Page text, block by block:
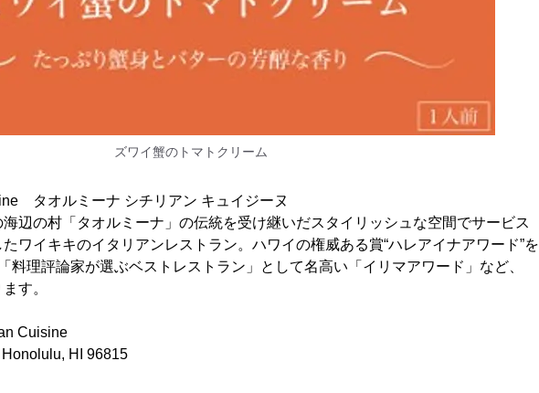
ズワイ蟹のトマトクリーム
タオルミーナ シチリアン キュイジーヌ
辺の村「タオルミーナ」の伝統を受け継いだスタイリッシュな空間でサービス
ワイキキのイタリアンレストラン。ハワイの権威ある賞“ハレアイナアワード”を
料理評論家が選ぶベストレストラン」として名高い「イリマアワード」など、
す。
Cuisine
HI 96815